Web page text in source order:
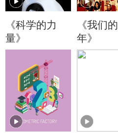
《科学的力
量》
《我们
年》